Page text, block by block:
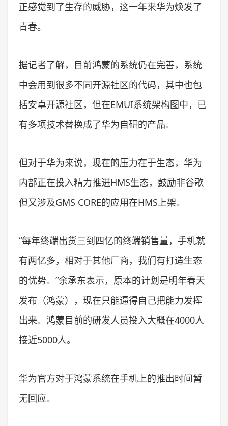
正感觉到了生存的威胁，这一年来华为焕发了
青春。
据记者了解，目前鸿蒙的系统仍在完善，系统
中会用到很多不同开源社区的代码，其中也包
括安卓开源社区，但在EMUI系统架构图中，已
有多项技术替换成了华为自研的产品。
但对于华为来说，现在的压力在于生态，华为
内部正在投入精力推进HMS生态，鼓励非谷歌
但又涉及GMS CORE的应用在HMS上架。
“每年终端出货三到四亿的终端销售量，手机就
有两亿多，相对于其他厂商，我们有打造生态
的优势。”余承东表示，原本的计划是明年春天
发布（鸿蒙），现在只能逼得自己把能力发挥
出来。鸿蒙目前的研发人员投入大概在4000人
接近5000人。
华为官方对于鸿蒙系统在手机上的推出时间暂
无回应。